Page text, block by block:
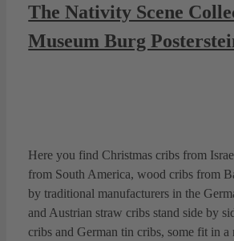
The Nativity Scene
Museum Burg
Here you find Christmas cribs from
from South America, wood cribs from
by traditional manufacturers in the
and Austrian straw cribs stand side by
cribs and German tin cribs, some fit in a